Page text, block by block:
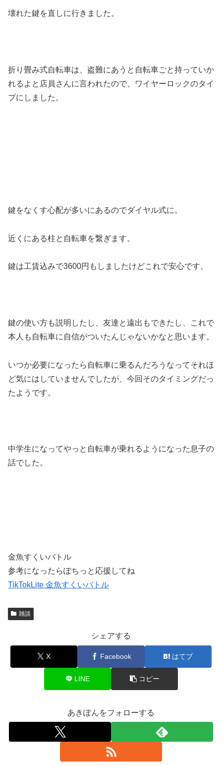
壊れた鍵を直しに行きました。
折り畳み式自転車は、盗難にあうと自転車ごと持っていか
れるよと店員さんに言われたので、ワイヤーロックのタイ
プにしました。
鍵をなくす心配が多いにあるのでダイヤル式に。
近くにある柱と自転車を繋ぎます。
鍵は工賃込みで3600円もしましたけどこれで安心です。
鍵の使い方も説明したし、友達と遠出もできたし、これで
本人も自転車に自信がついたんじゃないかなと思います。
いつか必要になったら自転車に乗るんだろうなってそれほ
ど気にはしていませんでしたが、今回そのタイミングだっ
たようです。
中学生になってやっと自転車が乗れるようになった息子の
話でした。
金魚すくいバトル
参考になったらぽちっと応援してね
TikTokLite 金魚すくいバトル
雑談
シェアする
X Facebook はてブ
LINE コピー
あきぽんをフォローする